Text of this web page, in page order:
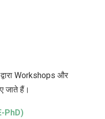
Workshops और
जाते हैं।
PhD)